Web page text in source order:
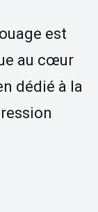
est
au cœur
dédié à la